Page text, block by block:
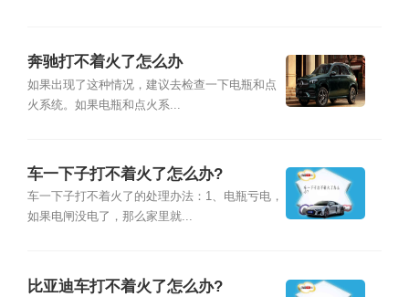
奔驰打不着火了怎么办
如果出现了这种情况，建议去检查一下电瓶和点
火系统。如果电瓶和点火系...
车一下子打不着火了怎么办?
车一下子打不着火了的处理办法：1、电瓶亏电，
如果电闸没电了，那么家里就...
比亚迪车打不着火了怎么办?